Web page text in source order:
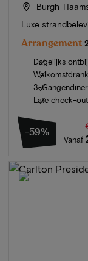
Burgh-
Luxe
Arrangement
Dagelijks
3-Gangendiner
Late check-out
-59%
Vanaf